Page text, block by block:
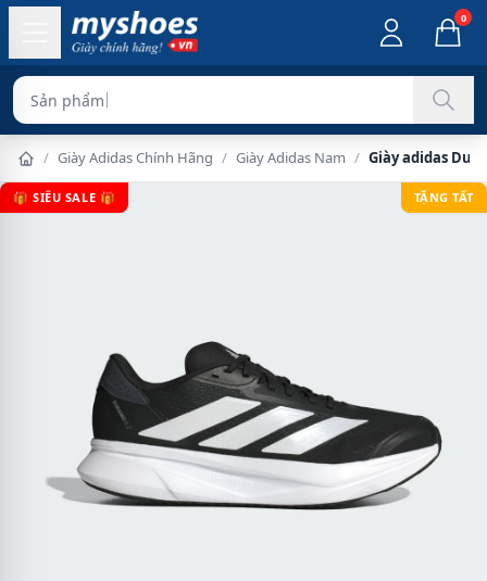
0
Sản phẩm chính hãng 10
/ Giày Adidas Chính Hãng / Giày Adidas Nam / Giày adidas
🎁 SIÊU SALE 🎁 TẶNG TẤT